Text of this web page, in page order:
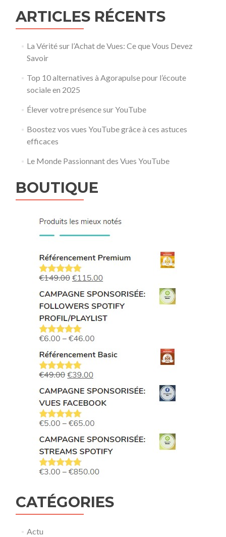
ARTICLES RÉCENTS
La Vérité sur l’Achat de Vues: Ce que Vous Devez
Savoir
Top 10 alternatives à Agorapulse pour l’écoute
sociale en 2025
Élever votre présence sur YouTube
Boostez vos vues YouTube grâce à ces astuces
efficaces
Le Monde Passionnant des Vues YouTube
BOUTIQUE
CATÉGORIES
Actu